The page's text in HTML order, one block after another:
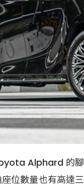
Alphard 的
位數量也有高達